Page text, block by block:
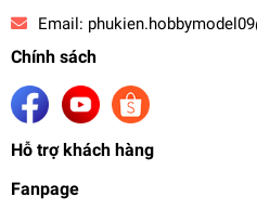
Email:
Chính sách
Hỗ trợ khách hàng
Fanpage